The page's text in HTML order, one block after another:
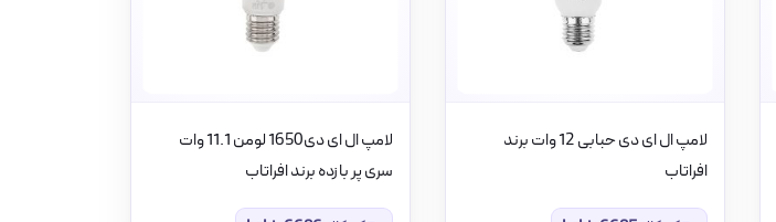
لامپ ال ای دی حبابی 12 وات برند
افراتاب
لامپ ال ای دی1650 لومن 11.1 وات
سری پر بازده برند افراتاب